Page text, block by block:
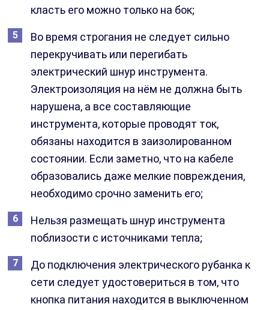
класть его можно только на бок;
Во время строгания не следует сильно
перекручивать или перегибать
электрический шнур инструмента.
Электроизоляция на нём не должна быть
нарушена, а все составляющие
инструмента, которые проводят ток,
обязаны находится в заизолированном
состоянии. Если заметно, что на кабеле
образовались даже мелкие повреждения,
необходимо срочно заменить его;
Нельзя размещать шнур инструмента
поблизости с источниками тепла;
До подключения электрического рубанка к
сети следует удостовериться в том, что
кнопка питания находится в выключенном